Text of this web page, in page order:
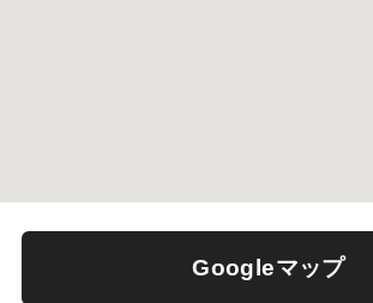
Googleマップ